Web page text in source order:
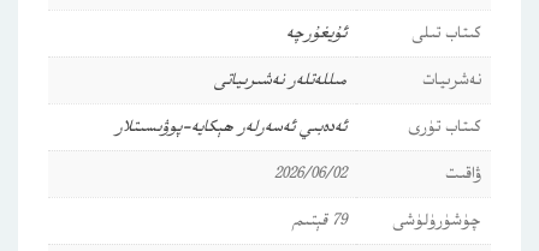
كىتاب تىلى
ئۇيغۇرچە
نەشرىيات
مىللەتلەر نەشىرىياتى
كىتاب تۈرى
ئەدەبىي ئەسەرلەر ھېكايە-پوۋىسىتلار
ۋاقىت
2026/06/02
چۈشۈرۈلۈشى
79 قېتىم